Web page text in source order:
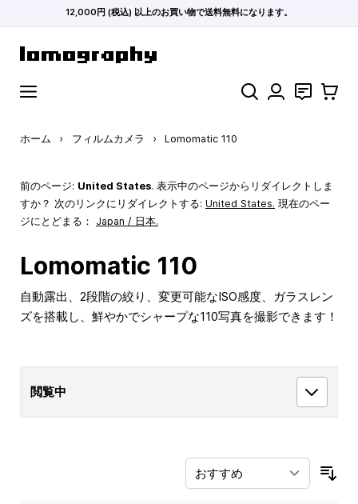
12,000円 (税込) 以上のお買い物で送料無料になります。
検索 お問い合わ
カート
ホーム › フィルムカメラ › Lomomatic 110
前のページ: United States. 表示中のページからリダイレクトしま
すか？ 次のリンクにリダイレクトする: United States. 現在のペー
ジにとどまる： Japan / 日本.
Lomomatic 110
自動露出、2段階の絞り、変更可能なISO感度、ガラスレン
ズを搭載し、鮮やかでシャープな110写真を撮影できます！
閲覧中